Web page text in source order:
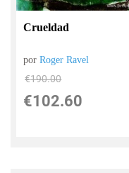
Crueldad
porRoger Ravel
€190.00
€102.60